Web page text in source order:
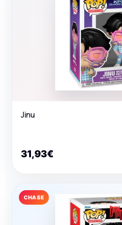
Jinu
31,93€
CHASE